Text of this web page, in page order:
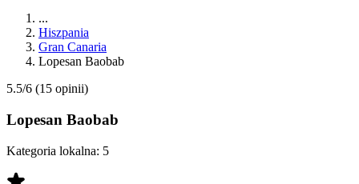
...
Hiszpania
Gran Canaria
Lopesan Baobab
5.5/6 (15 opinii)
Lopesan Baobab
Kategoria lokalna: 5